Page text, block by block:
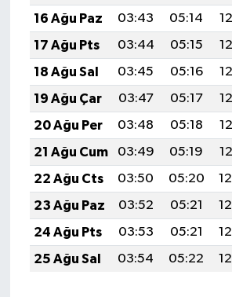
16 Ağu Paz
03:43 05:14
17 Ağu Pts
03:44 05:15
18 Ağu Sal
03:45 05:16
19 Ağu Çar
03:47 05:17
20 Ağu Per
03:48 05:18
21 Ağu Cum
03:49 05:19
22 Ağu Cts
03:50 05:20
23 Ağu Paz
03:52 05:21
24 Ağu Pts
03:53 05:21
25 Ağu Sal
03:54 05:22